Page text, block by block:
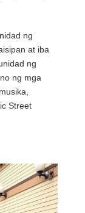
ng
at iba
ng
ng mga
Street